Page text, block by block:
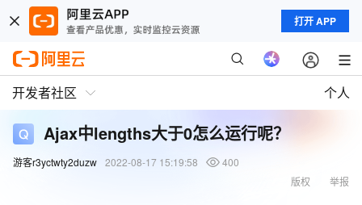
打开 APP
开发者社区 个人
Ajax中lengths大于0怎么运行呢？
游客r3yctwty2duzw 2022-08-17 15:19:58
400
举报
版权